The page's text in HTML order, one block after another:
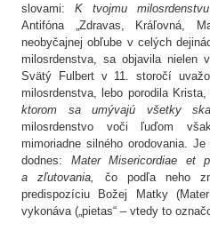
slovami: K tvojmu
Antifóna „Zdravas, Kráľovná,
neobyčajnej obľube v celých
milosrdenstva, sa objavila nielen
Svätý Fulbert v 11. storočí
milosrdenstva, lebo porodila
ktorom sa umývajú všetky
milosrdenstvo voči ľuďom
mimoriadne silného orodovania.
dodnes: Mater Misericordiae et
a zľutovania, čo podľa neho
predispozíciu Božej Matky
vykonáva („pietas“ – vtedy to